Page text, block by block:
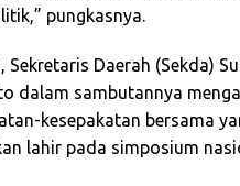
pungkasnya.
Sekretaris Daerah (Sekda)
dalam sambutannya
kesepakatan bersama
lahir pada simposium